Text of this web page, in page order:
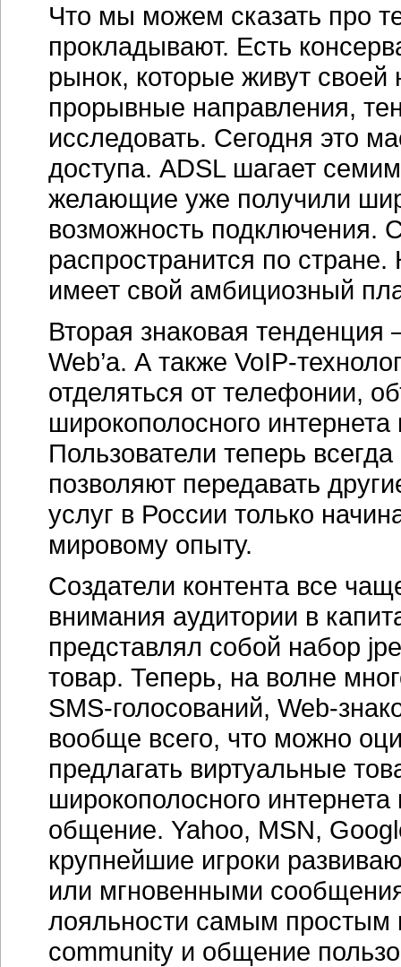
Что мы можем сказать про
прокладывают. Есть
рынок, которые живут
прорывные направления,
исследовать. Сегодня это
доступа. ADSL шагает
желающие уже получили
возможность подключения.
распространится по
имеет свой амбициозный
Вторая знаковая тенденция
Web’а. А также VoIP-
отделяться от телефонии,
широкополосного интернета
Пользователи теперь
позволяют передавать
услуг в России только
мировому опыту.
Создатели контента все
внимания аудитории в
представлял собой набор
товар. Теперь, на волне
SMS-голосований, Web-
вообще всего, что можно
предлагать виртуальные
широкополосного
общение. Yahoo, MSN,
крупнейшие игроки
или мгновенными
лояльности самым
community и общение